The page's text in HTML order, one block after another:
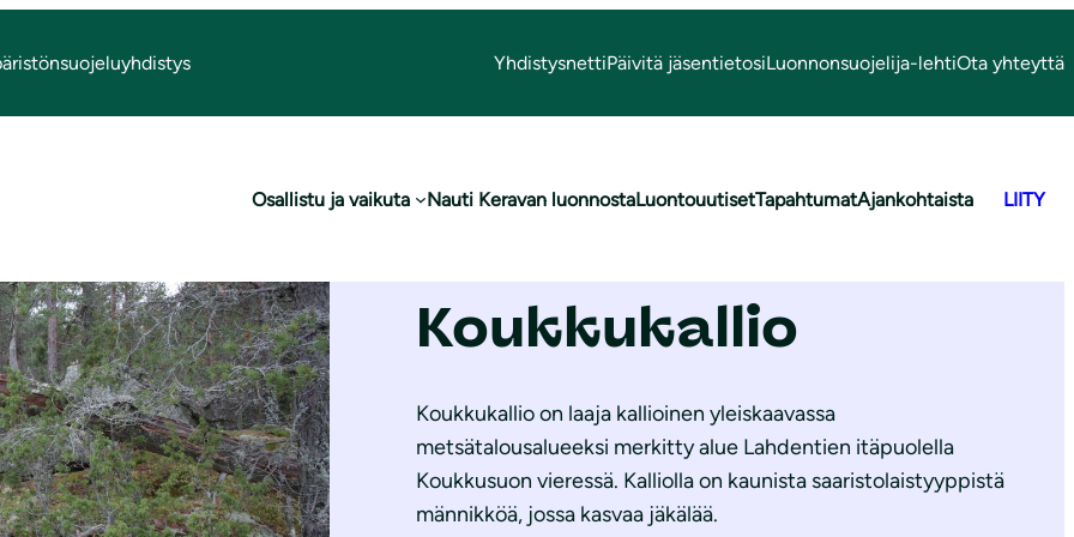
YhdistysnettiPäivitä jäsentietosiLuonnonsuojelija-lehtiOta yhteyttä
Osallistu ja vaikuta Nauti Keravan luonnostaLuontouutisetTapahtumatAjankohtaista LIITY
Koukkukallio
Koukkukallio on laaja kallioinen yleiskaavassa
metsätalousalueeksi merkitty alue Lahdentien itäpuolella
Koukkusuon vieressä. Kalliolla on kaunista saaristolaistyyppistä
männikköä, jossa kasvaa jäkälää.